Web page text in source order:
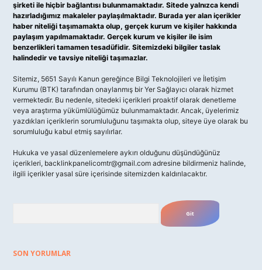
şirketi ile hiçbir bağlantısı bulunmamaktadır. Sitede yalnızca kendi
hazırladığımız makaleler paylaşılmaktadır. Burada yer alan içerikler
haber niteliği taşımamakta olup, gerçek kurum ve kişiler hakkında
paylaşım yapılmamaktadır. Gerçek kurum ve kişiler ile isim
benzerlikleri tamamen tesadüfidir. Sitemizdeki bilgiler taslak
halindedir ve tavsiye niteliği taşımazlar.
Sitemiz, 5651 Sayılı Kanun gereğince Bilgi Teknolojileri ve İletişim
Kurumu (BTK) tarafından onaylanmış bir Yer Sağlayıcı olarak hizmet
vermektedir. Bu nedenle, sitedeki içerikleri proaktif olarak denetleme
veya araştırma yükümlülüğümüz bulunmamaktadır. Ancak, üyelerimiz
yazdıkları içeriklerin sorumluluğunu taşımakta olup, siteye üye olarak bu
sorumluluğu kabul etmiş sayılırlar.
Hukuka ve yasal düzenlemelere aykırı olduğunu düşündüğünüz
içerikleri, backlinkpanelicomtr@gmail.com adresine bildirmeniz halinde,
ilgili içerikler yasal süre içerisinde sitemizden kaldırılacaktır.
SON YORUMLAR